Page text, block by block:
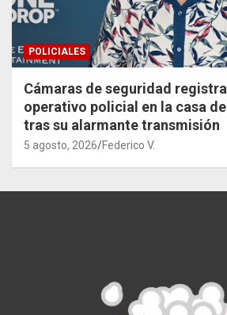
POLICIALES
Cámaras de seguridad
operativo policial en la casa
tras su alarmante transmisión
5 agosto, 2026 Federico V.